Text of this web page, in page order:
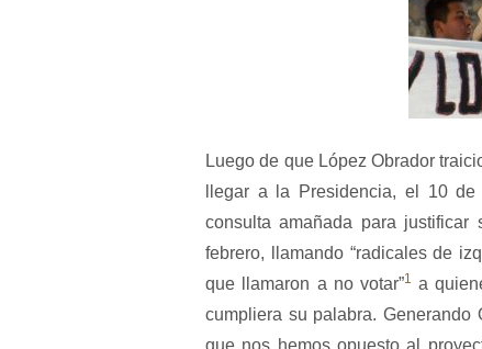
Luego de que López Obrador
llegar a la Presidencia, el 10
consulta amañada para
febrero, llamando “radicales de
que llamaron a no votar”1 a
cumpliera su palabra.
que nos hemos opuesto al